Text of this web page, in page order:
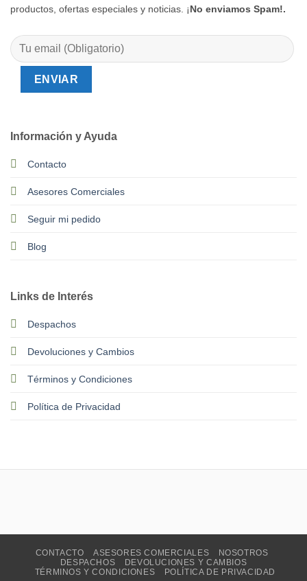
Información y Ayuda
Contacto
Asesores Comerciales
Seguir mi pedido
Blog
Links de Interés
Despachos
Devoluciones y Cambios
Términos y Condiciones
Política de Privacidad
productos, ofertas especiales y noticias. ¡No enviamos Spam!.
CONTACTO ASESORES COMERCIALES
NOSOTROS
DESPACHOS
DEVOLUCIONES Y CAMBIOS
TÉRMINOS Y CONDICIONES
POLÍTICA DE PRIVACIDAD